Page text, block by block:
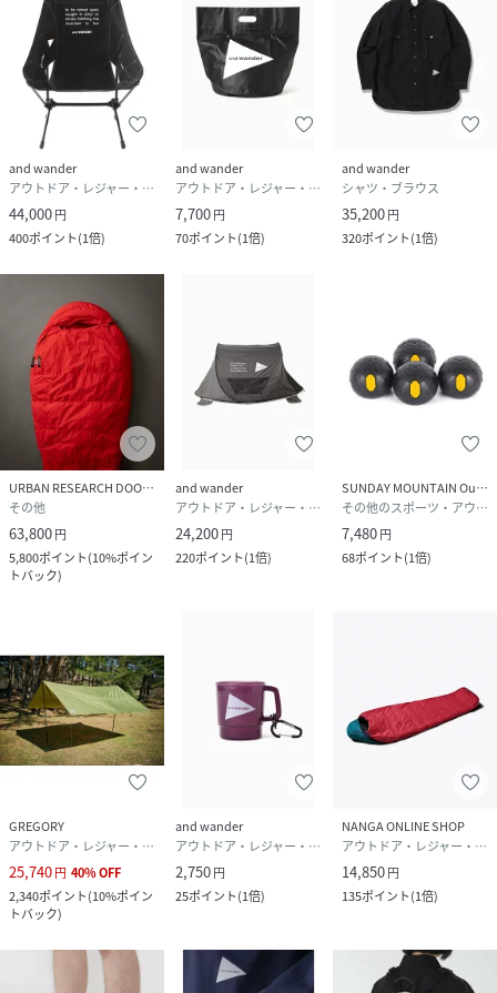
and wander
アウトドア・レジャー・キャンプ用品
44,000円
400ポイント(1倍)
and wander
アウトドア・レジャー・キャンプ用品
7,700円
70ポイント(1倍)
and wander
シャツ・ブラウス
35,200円
320ポイント(1倍)
URBAN RESEARCH DOORS
その他
63,800円
5,800ポイント(10%ポイン
トバック)
and wander
アウトドア・レジャー・キャンプ用品
24,200円
220ポイント(1倍)
SUNDAY MOUNTAIN OutdoorStyle
その他のスポーツ・アウトドア用品
7,480円
68ポイント(1倍)
GREGORY
アウトドア・レジャー・キャンプ用品
25,740円 40%OFF
2,340ポイント(10%ポイン
トバック)
and wander
アウトドア・レジャー・キャンプ用品
2,750円
25ポイント(1倍)
NANGA ONLINE SHOP
アウトドア・レジャー・キャンプ用品
14,850円
135ポイント(1倍)